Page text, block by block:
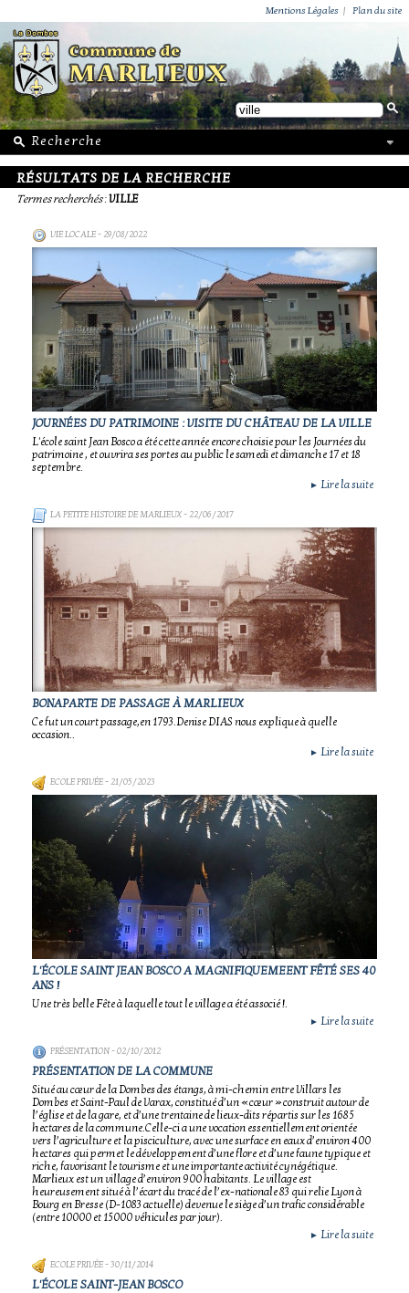
Mentions Légales | Plan du site
RÉSULTATS DE LA RECHERCHE
Termes recherchés:VILLE
VIE LOCALE- 29/08/2022
JOURNÉES DU PATRIMOINE : VISITE DU CHÂTEAU DE LA VILLE
L'école saint Jean Bosco a été cette année encore choisie pour les Journées du
patrimoine , et ouvrira ses portes au public le samedi et dimanche 17 et 18
septembre.
► Lire la suite
LA PETITE HISTOIRE DE MARLIEUX- 22/06/2017
BONAPARTE DE PASSAGE À MARLIEUX
Ce fut un court passage,en 1793.Denise DIAS nous explique à quelle
occasion..
► Lire la suite
ECOLE PRIVÉE- 21/05/2023
L'ÉCOLE SAINT JEAN BOSCO A MAGNIFIQUEMEENT FÊTÉ SES 40
ANS !
Une très belle Fête à laquelle tout le village a été associé !.
► Lire la suite
PRÉSENTATION- 02/10/2012
PRÉSENTATION DE LA COMMUNE
Situé au cœur de la Dombes des étangs, à mi-chemin entre Villars les
Dombes et Saint-Paul de Varax, constitué d’un « cœur » construit autour de
l’église et de la gare, et d’une trentaine de lieux-dits répartis sur les 1685
hectares de la commune.Celle-ci a une vocation essentiellement orientée
vers l’agriculture et la pisciculture, avec une surface en eaux d’environ 400
hectares qui permet le développement d’une flore et d’une faune typique et
riche, favorisant le tourisme et une importante activité cynégétique.
Marlieux est un village d’environ 900 habitants. Le village est
heureusement situé à l’écart du tracé de l’ex-nationale 83 qui relie Lyon à
Bourg en Bresse (D-1083 actuelle) devenue le siège d’un trafic considérable
(entre 10000 et 15000 véhicules par jour).
► Lire la suite
ECOLE PRIVÉE- 30/11/2014
L'ÉCOLE SAINT-JEAN BOSCO